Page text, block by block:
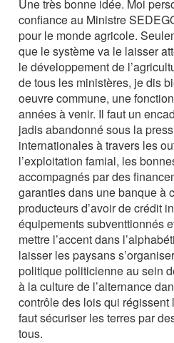
Une très bonne idée. Moi
confiance au Ministre
pour le monde agricole.
que le système va le laisser
le développement de
de tous les ministères, je dis
oeuvre commune, une
années à venir. Il faut un
jadis abandonné sous la
internationales à travers les
l’exploitation famial, les
accompagnés par des
garanties dans une banque à
producteurs d’avoir de crédit
équipements subventtionnés
mettre l’accent dans
laisser les paysans
politique politicienne au sein
à la culture de l’alternance
contrôle des lois qui régissent
faut sécuriser les terres par
tous.